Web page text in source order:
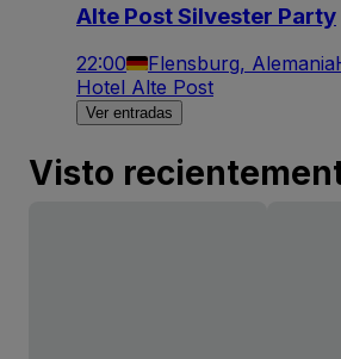
Alte Post Silvester Party
22:00 Flensburg, Alemania
Hotel Alte Post
Ver entradas
Visto